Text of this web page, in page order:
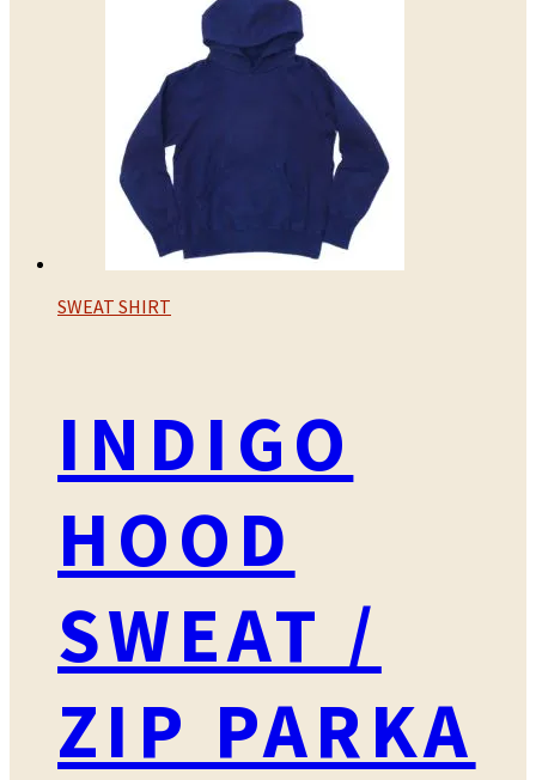
SWEAT SHIRT
INDIGO
HOOD
SWEAT /
ZIP PARKA